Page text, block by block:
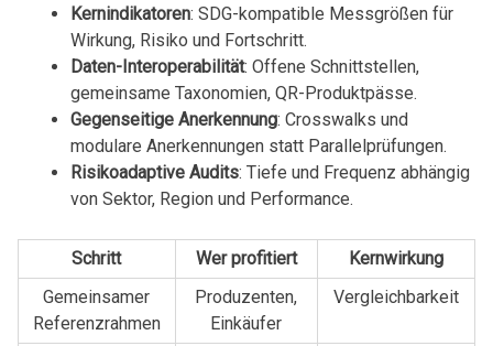
Kernindikatoren: SDG-kompatible Messgrößen für
Wirkung, Risiko und Fortschritt.
Daten-Interoperabilität: Offene Schnittstellen,
gemeinsame Taxonomien, QR-Produktpässe.
Gegenseitige Anerkennung: Crosswalks und
modulare Anerkennungen statt Parallelprüfungen.
Risikoadaptive Audits: Tiefe und Frequenz abhängig
von Sektor, Region und Performance.
Schritt Wer profitiert
Kernwirkung
Gemeinsamer
Referenzrahmen
Produzenten,
Einkäufer
Vergleichbarkeit